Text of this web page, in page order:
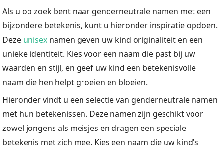
Als u op zoek bent naar genderneutrale namen met een
bijzondere betekenis, kunt u hieronder inspiratie opdoen.
Deze unisex namen geven uw kind originaliteit en een
unieke identiteit. Kies voor een naam die past bij uw
waarden en stijl, en geef uw kind een betekenisvolle
naam die hen helpt groeien en bloeien.
Hieronder vindt u een selectie van genderneutrale namen
met hun betekenissen. Deze namen zijn geschikt voor
zowel jongens als meisjes en dragen een speciale
betekenis met zich mee. Kies een naam die uw kind’s